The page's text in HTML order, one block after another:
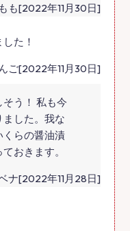
もも[2022年11月30日]
た！
ご[2022年11月30日]
う！ 私も今
した。我な
くらの醤油漬
おきます。
ナ[2022年11月28日]